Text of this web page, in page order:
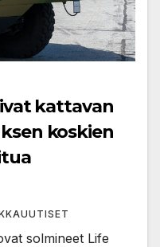
kattavan
koskien
solmineet Life